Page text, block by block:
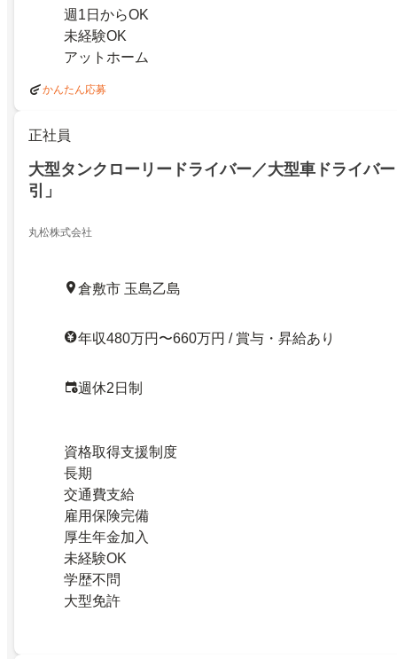
週1日からOK
未経験OK
アットホーム
かんたん応募
正社員
大型タンクローリードライバー／大型車ドライバ
引」
丸松株式会社
倉敷市 玉島乙島
年収480万円〜660万円 / 賞与・昇給あり
週休2日制
資格取得支援制度
長期
交通費支給
雇用保険完備
厚生年金加入
未経験OK
学歴不問
大型免許